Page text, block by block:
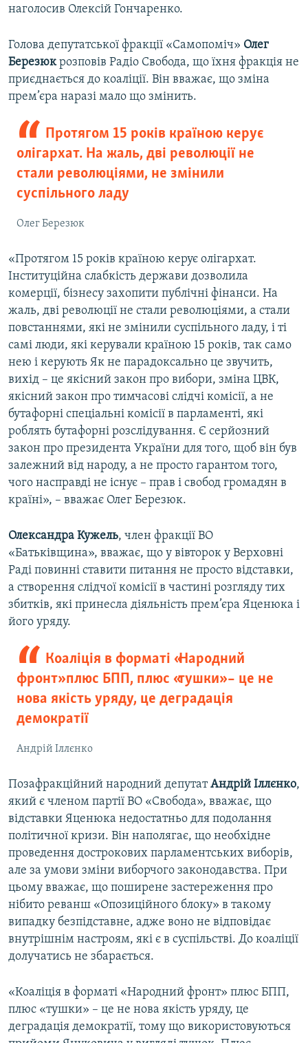
наголосив Олексій Гончаренко.
Голова депутатської фракції «Самопоміч» Олег
Березюкрозповів Радіо Свобода, що їхня фракція не
приєднається до коаліції. Він вважає, що зміна
прем’єра наразі мало що змінить.
Протягом 15 років країною керує
олігархат. На жаль, дві революції не
стали революціями, не змінили
суспільного ладу
Олег Березюк
«Протягом 15 років країною керує олігархат.
Інституційна слабкість держави дозволила
комерції, бізнесу захопити публічні фінанси. На
жаль, дві революції не стали революціями, а стали
повстаннями, які не змінили суспільного ладу, і ті
самі люди, які керували країною 15 років, так само
нею і керують Як не парадоксально це звучить,
вихід – це якісний закон про вибори, зміна ЦВК,
якісний закон про тимчасові слідчі комісії, а не
бутафорні спеціальні комісії в парламенті, які
роблять бутафорні розслідування. Є серйозний
закон про президента України для того, щоб він був
залежний від народу, а не просто гарантом того,
чого насправді не існує – прав і свобод громадян в
країні», – вважає Олег Березюк.
Олександра Кужель, член фракції ВО
«Батьківщина», вважає, що у вівторок у Верховні
Раді повинні ставити питання не просто відставки,
а створення слідчої комісії в частині розгляду тих
збитків, які принесла діяльність прем’єра Яценюка і
його уряду.
Коаліція в форматі «Народний
фронт» плюс БПП, плюс «тушки» – це не
нова якість уряду, це деградація
демократії
Андрій Іллєнко
Позафракційний народний депутатАндрій Іллєнко,
який є членом партії ВО «Свобода», вважає, що
відставки Яценюка недостатньо для подолання
політичної кризи. Він наполягає, що необхідне
проведення дострокових парламентських виборів,
але за умови зміни виборчого законодавства. При
цьому вважає, що поширене застереження про
нібито реванш «Опозиційного блоку» в такому
випадку безпідставне, адже воно не відповідає
внутрішнім настроям, які є в суспільстві. До коаліції
долучатись не збарається.
«Коаліція в форматі «Народний фронт» плюс БПП,
плюс «тушки» – це не нова якість уряду, це
деградація демократії, тому що використовуються